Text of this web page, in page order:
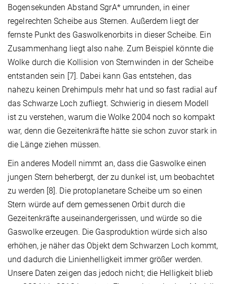
Bogensekunden Abstand SgrA* umrunden, in einer
regelrechten Scheibe aus Sternen. Außerdem liegt der
fernste Punkt des Gaswolkenorbits in dieser Scheibe. Ein
Zusammenhang liegt also nahe. Zum Beispiel könnte die
Wolke durch die Kollision von Sternwinden in der Scheibe
entstanden sein [7]. Dabei kann Gas entstehen, das
nahezu keinen Drehimpuls mehr hat und so fast radial auf
das Schwarze Loch zufliegt. Schwierig in diesem Modell
ist zu verstehen, warum die Wolke 2004 noch so kompakt
war, denn die Gezeitenkräfte hätte sie schon zuvor stark in
die Länge ziehen müssen.
Ein anderes Modell nimmt an, dass die Gaswolke einen
jungen Stern beherbergt, der zu dunkel ist, um beobachtet
zu werden [8]. Die protoplanetare Scheibe um so einen
Stern würde auf dem gemessenen Orbit durch die
Gezeitenkräfte auseinandergerissen, und würde so die
Gaswolke erzeugen. Die Gasproduktion würde sich also
erhöhen, je näher das Objekt dem Schwarzen Loch kommt,
und dadurch die Linienhelligkeit immer größer werden.
Unsere Daten zeigen das jedoch nicht; die Helligkeit blieb